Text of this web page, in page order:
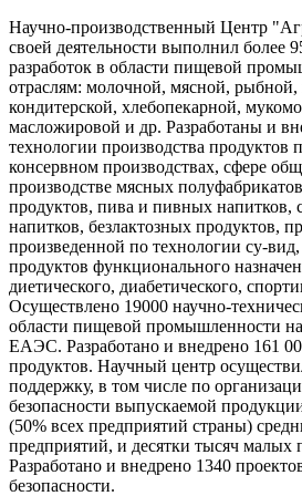
Научно-производственный Центр
своей деятельности выполнил более
разработок в области пищевой
отраслям: молочной, мясной, рыбной,
кондитерской, хлебопекарной,
масложировой и др. Разработаны и
технологии производства продуктов
консервном производствах, сфере
производстве мясных
продуктов, пива и пивных напитков,
напитков, безлактозных продуктов,
произведенной по технологии су-
продуктов функционального
диетического, диабетического,
Осуществлено 19000 научно-
области пищевой промышленности
ЕАЭС. Разработано и внедрено 161
продуктов. Научный центр
поддержку, в том числе по
безопасности выпускаемой
(50% всех предприятий страны)
предприятий, и десятки тысяч малых
Разработано и внедрено 1340
безопасности.